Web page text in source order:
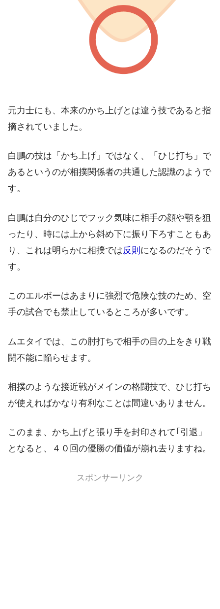
元力士にも、本来のかち上げとは違う技であると指
摘されていました。
白鵬の技は「かち上げ」ではなく、「ひじ打ち」で
あるというのが相撲関係者の共通した認識のようで
す。
白鵬は自分のひじでフック気味に相手の顔や顎を狙
ったり、時には上から斜め下に振り下ろすこともあ
り、これは明らかに相撲では反則 になるのだそうで
す。
このエルボーはあまりに強烈で危険な技のため、空
手の試合でも禁止しているところが多いです。
ムエタイでは、この肘打ちで相手の目の上をきり戦
闘不能に陥らせます。
相撲のような接近戦がメインの格闘技で、ひじ打ち
が使えればかなり有利なことは間違いありません。
このまま、かち上げと張り手を封印されて｢引退」
となると、４０回の優勝の価値が崩れ去りますね。
スポンサーリンク